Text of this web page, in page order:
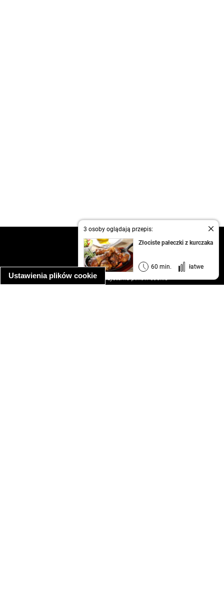
Ustawienia plików cookie
3 osoby oglądają przepis:
Złociste pałeczki z kurczaka
60 min. łatwe
kontakt
regulamin
informacja o prywatności
informacja o wykorzystaniu plików cookie